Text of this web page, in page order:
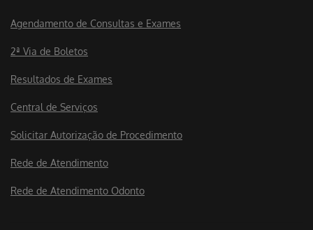
Agendamento de Consultas e Exames
2ª Via de Boletos
Resultados de Exames
Central de Serviços
Solicitar Autorização de Procedimento
Rede de Atendimento
Rede de Atendimento Odonto